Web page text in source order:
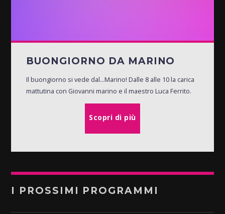
BUONGIORNO DA MARINO
Il buongiorno si vede dal...Marino! Dalle 8 alle 10 la carica
mattutina con Giovanni marino e il maestro Luca Ferrito.
Scopri di più
I PROSSIMI PROGRAMMI